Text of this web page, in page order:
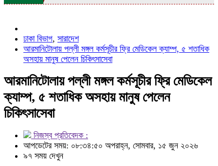
ঢাকা বিভাগ, সারাদেশ
আরমানিটোলায় পল্লী মঙ্গল কর্মসূচীর ফ্রি মেডিকেল ক্যাম্প, ৫ শতাধিক
অসহায় মানুষ পেলেন চিকিৎসাসেবা
আরমানিটোলায় পল্লী মঙ্গল কর্মসূচীর ফ্রি মেডিকেল
ক্যাম্প, ৫ শতাধিক অসহায় মানুষ পেলেন
চিকিৎসাসেবা
নিজস্ব প্রতিবেদক :
আপডেটের সময়: ০৮:৩৪:৫০ অপরাহ্ন, সোমবার, ১৫ জুন ২০২৬
৯৭ সময় দেখুন